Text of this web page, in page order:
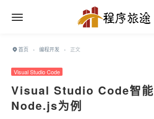
首页 › 编程开发 › 正文
Visual Studio Code
Visual Studio Code智能
Node.js为例